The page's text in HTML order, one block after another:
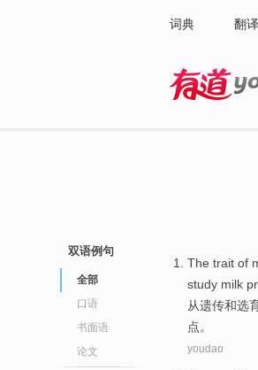
词典 翻译
双语例句
全部
口语
书面语
论文
The trait of
study milk
从遗传和选
点。
youdao